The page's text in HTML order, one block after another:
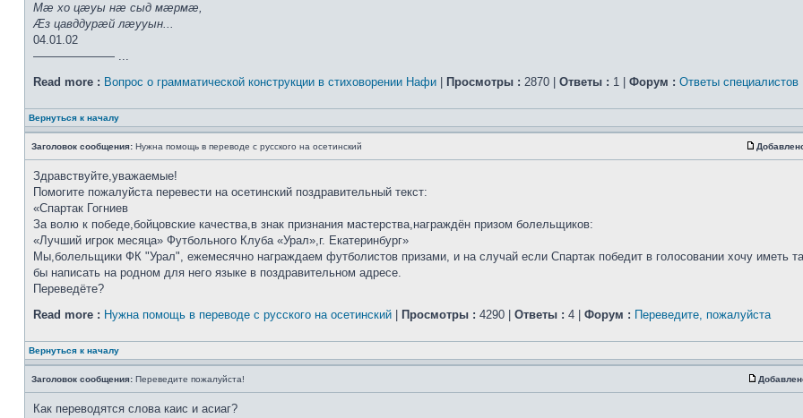
Мæ хо цæуы нæ сыд мæрмæ,
Æз цавддурæй лæууын...
04.01.02
——————— ...
Read more : Вопрос о грамматической конструкции в стиховорении Нафи Просмотры : 2870 | Ответы : 1 | Форум : Ответы специалистов
Вернуться к началу
Заголовок сообщения: Нужна помощь в переводе с русского на осетинский
Здравствуйте,уважаемые!
Помогите пожалуйста перевести на осетинский поздравительный текст:
«Спартак Гогниев
За волю к победе,бойцовские качества,в знак признания мастерства,награждён призом болельщиков:
«Лучший игрок месяца» Футбольного Клуба «Урал»,г. Екатеринбург»
Мы,болельщики ФК "Урал", ежемесячно награждаем футболистов призами, и на случай если Спартак победит в голосовании хочу иметь
бы написать на родном для него языке в поздравительном адресе.
Переведёте?
Read more : Нужна помощь в переводе с русского на осетинский Просмотры : 4290 | Ответы : 4 | Форум : Переведите, пожалуйста
Вернуться к началу
Заголовок сообщения: Переведите пожалуйста!
Как переводятся слова каис и асиаг?